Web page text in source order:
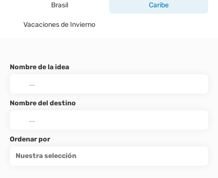
Brasil Caribe
Vacaciones de Invierno
Nombre de la idea
Nombre del destino
Ordenar por
Nuestra selección